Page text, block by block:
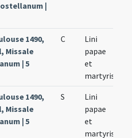
|
1490,
Missale
| 5
C
Lini
papae
et
martyris
1490,
Missale
| 5
S
Lini
papae
et
martyris